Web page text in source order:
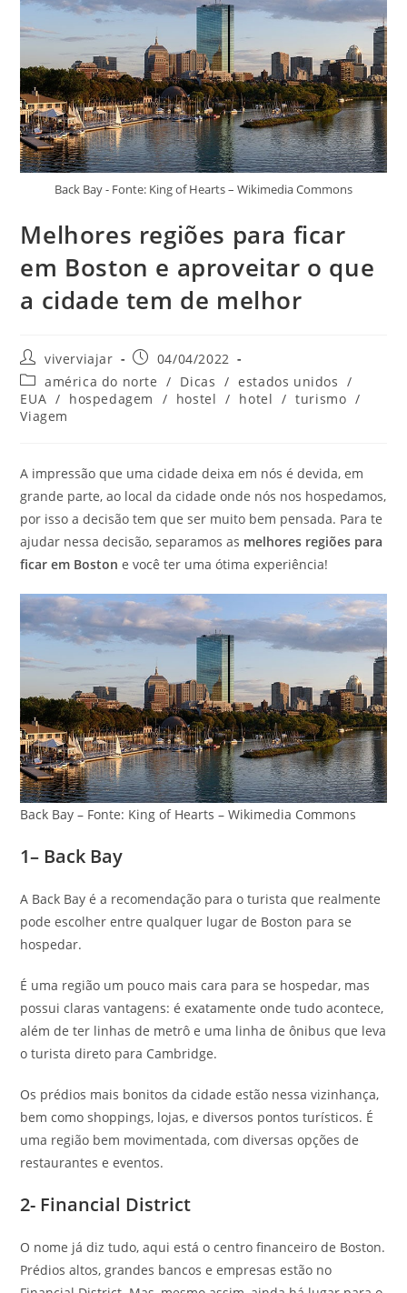
Back Bay - Fonte: King of Hearts – Wikimedia Commons
Melhores regiões para ficar
em Boston e aproveitar o que
a cidade tem de melhor
Autor
do
post:
viverviajar
Post
publicado:
04/04/2022
Categoria
do
post:
américa do norte / Dicas / estados unidos /
EUA / hospedagem / hostel / hotel / turismo /
Viagem
A impressão que uma cidade deixa em nós é devida, em
grande parte, ao local da cidade onde nós nos hospedamos,
por isso a decisão tem que ser muito bem pensada. Para te
ajudar nessa decisão, separamos as melhores regiões para
ficar em Boston e você ter uma ótima experiência!
Back Bay – Fonte: King of Hearts – Wikimedia Commons
1– Back Bay
A Back Bay é a recomendação para o turista que realmente
pode escolher entre qualquer lugar de Boston para se
hospedar.
É uma região um pouco mais cara para se hospedar, mas
possui claras vantagens: é exatamente onde tudo acontece,
além de ter linhas de metrô e uma linha de ônibus que leva
o turista direto para Cambridge.
Os prédios mais bonitos da cidade estão nessa vizinhança,
bem como shoppings, lojas, e diversos pontos turísticos. É
uma região bem movimentada, com diversas opções de
restaurantes e eventos.
2- Financial District
O nome já diz tudo, aqui está o centro financeiro de Boston.
Prédios altos, grandes bancos e empresas estão no